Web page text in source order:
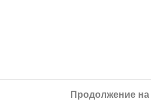
Продолжение на